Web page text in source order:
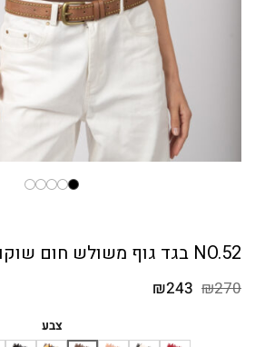
NO.52 בגד גוף משולש חום שוקולד
₪270 המחיר
₪270.
₪243
₪243. צבע